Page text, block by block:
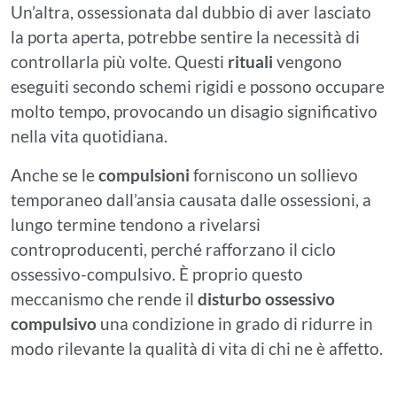
Un’altra, ossessionata dal dubbio di aver lasciato
la porta aperta, potrebbe sentire la necessità di
controllarla più volte. Questi rituali vengono
eseguiti secondo schemi rigidi e possono occupare
molto tempo, provocando un disagio significativo
nella vita quotidiana.
Anche se lecompulsioni forniscono un sollievo
temporaneo dall’ansia causata dalle ossessioni, a
lungo termine tendono a rivelarsi
controproducenti, perché rafforzano il ciclo
ossessivo-compulsivo. È proprio questo
meccanismo che rende il disturbo ossessivo
compulsivo una condizione in grado di ridurre in
modo rilevante la qualità di vita di chi ne è affetto.